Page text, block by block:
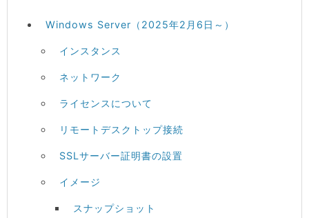
Windows Server（2025年2月6日～）
インスタンス
ネットワーク
ライセンスについて
リモートデスクトップ接続
SSLサーバー証明書の設置
イメージ
スナップショット